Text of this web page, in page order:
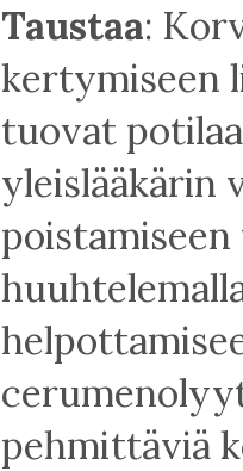
Taustaa:
kertymiseen
tuovat
yleislääkärin
poistamiseen
pehmittäviä